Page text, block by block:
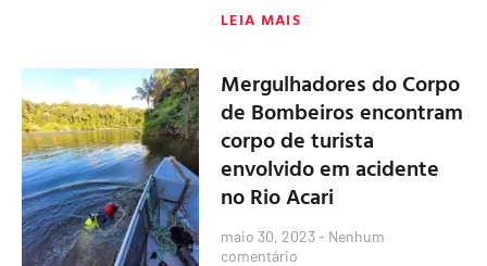
LEIA MAIS
Mergulhadores do Corpo
de Bombeiros encontram
corpo de turista
envolvido em acidente
no Rio Acari
maio 30, 2023 Nenhum
comentário